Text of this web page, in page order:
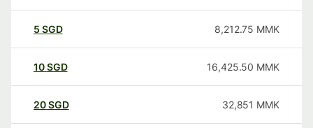
5 SGD 8,212.75 MMK
10SGD 16,425.50 MMK
20SGD 32,851 MMK